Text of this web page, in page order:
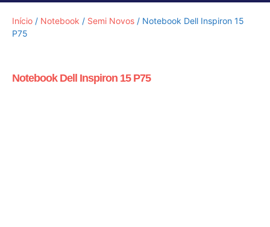
Início / Notebook / Semi Novos / Notebook Dell Inspiron 15
P75
Notebook Dell Inspiron 15 P75